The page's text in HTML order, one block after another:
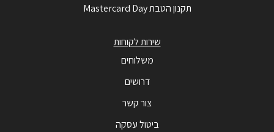
תקנון הטבת Mastercard Day
שירות לקוחות
משלוחים
דרושים
צור קשר
ביטול עסקה